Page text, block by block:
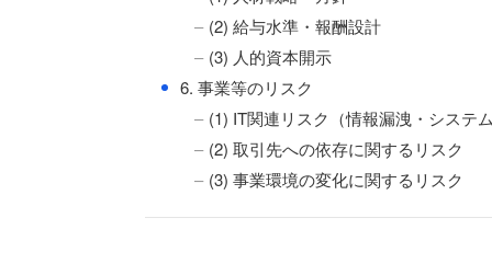
(2) 給与水準・報酬設計
(3) 人的資本開示
● 6. 事業等のリスク
(1) IT関連リスク（情報漏洩・システム
(2) 取引先への依存に関するリスク
(3) 事業環境の変化に関するリスク